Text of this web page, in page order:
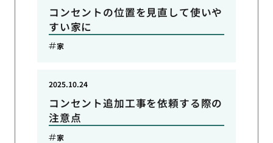
コンセントの位置を見直して使いや
すい家に
家
コンセント追加工事を依頼する際の
注意点
2025.10.24
家